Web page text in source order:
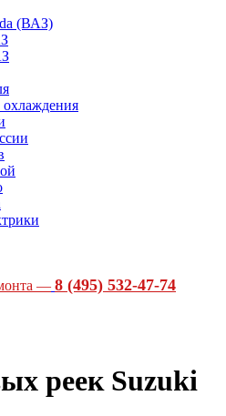
(ВАЗ)
— 8 (495) 532-47-74
реек Suzuki